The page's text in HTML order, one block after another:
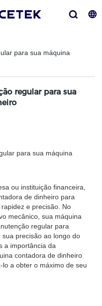
para sua máquina
regular para sua
para sua máquina
ou instituição financeira,
de dinheiro para
e precisão. No
mecânico, sua máquina
regular para
precisão ao longo do
a importância da
contadora de dinheiro
a obter o máximo de seu